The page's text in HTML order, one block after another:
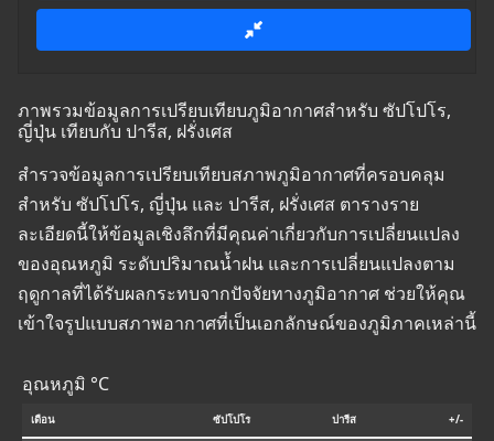
ภาพรวมข้อมูลการเปรียบเทียบภูมิอากาศสำหรับ ซัปโปโร,
ญี่ปุ่น เทียบกับ ปารีส, ฝรั่งเศส
สำรวจข้อมูลการเปรียบเทียบสภาพภูมิอากาศที่ครอบคลุม
สำหรับ ซัปโปโร, ญี่ปุ่น และ ปารีส, ฝรั่งเศส ตารางราย
ละเอียดนี้ให้ข้อมูลเชิงลึกที่มีคุณค่าเกี่ยวกับการเปลี่ยนแปลง
ของอุณหภูมิ ระดับปริมาณน้ำฝน และการเปลี่ยนแปลงตาม
ฤดูกาลที่ได้รับผลกระทบจากปัจจัยทางภูมิอากาศ ช่วยให้คุณ
เข้าใจรูปแบบสภาพอากาศที่เป็นเอกลักษณ์ของภูมิภาคเหล่านี้
อุณหภูมิ °C
เดือน ซัปโปโร ปารีส +/-